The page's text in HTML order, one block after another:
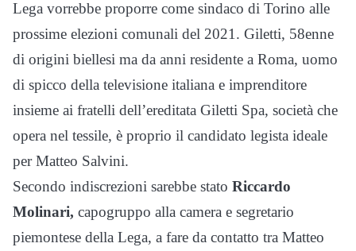
Lega vorrebbe proporre come sindaco di Torino alle
prossime elezioni comunali del 2021. Giletti, 58enne
di origini biellesi ma da anni residente a Roma, uomo
di spicco della televisione italiana e imprenditore
insieme ai fratelli dell’ereditata Giletti Spa, società che
opera nel tessile, è proprio il candidato legista ideale
per Matteo Salvini.
Secondo indiscrezioni sarebbe stato Riccardo
Molinari, capogruppo alla camera e segretario
piemontese della Lega, a fare da contatto tra Matteo